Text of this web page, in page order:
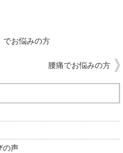
でお悩みの方
腰痛でお悩みの方
の声